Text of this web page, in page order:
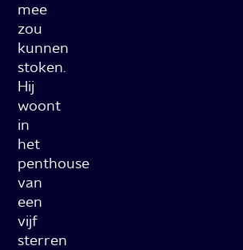
mee
zou
kunnen
stoken.
Hij
woont
in
het
penthouse
van
een
vijf
sterren